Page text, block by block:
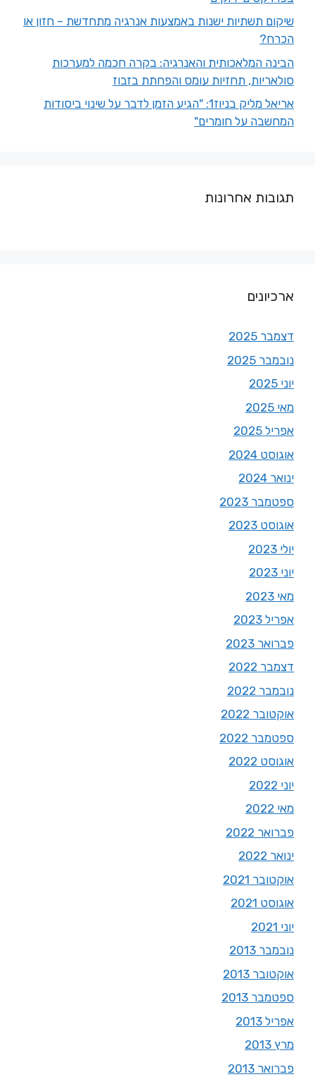
שיקום תשתיות ישנות באמצעות אנרגיה מתחדשת – חזון או
הכרח?
הבינה המלאכותית והאנרגיה: בקרה חכמה למערכות
סולאריות, תחזיות עומס והפחתת בזבוז
אריאל מליק בניוז1: "הגיע הזמן לדבר על שינוי ביסודות
המחשבה על חומרים"
תגובות אחרונות
ארכיונים
דצמבר 2025
נובמבר 2025
יוני 2025
מאי 2025
אפריל 2025
אוגוסט 2024
ינואר 2024
ספטמבר 2023
אוגוסט 2023
יולי 2023
יוני 2023
מאי 2023
אפריל 2023
פברואר 2023
דצמבר 2022
נובמבר 2022
אוקטובר 2022
ספטמבר 2022
אוגוסט 2022
יוני 2022
מאי 2022
פברואר 2022
ינואר 2022
אוקטובר 2021
אוגוסט 2021
יוני 2021
נובמבר 2013
אוקטובר 2013
ספטמבר 2013
אפריל 2013
מרץ 2013
פברואר 2013